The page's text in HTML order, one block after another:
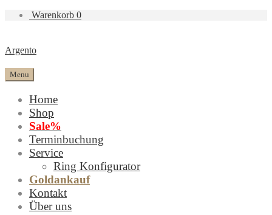
Warenkorb 0
Argento
Menu
Home
Shop
Sale%
Terminbuchung
Service
Ring Konfigurator
Goldankauf
Kontakt
Über uns